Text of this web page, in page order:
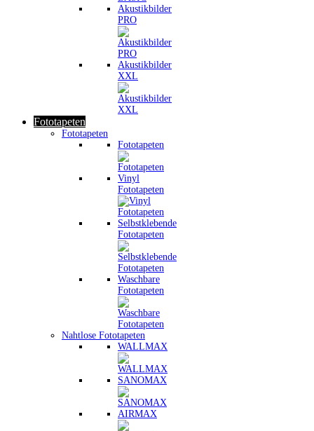
Akustikbilder
PRO
Akustikbilder
XXL
Fototapeten
Fototapeten
Fototapeten
Vinyl
Fototapeten
Selbstklebende
Fototapeten
Waschbare
Fototapeten
Nahtlose Fototapeten
WALLMAX
SANOMAX
AIRMAX